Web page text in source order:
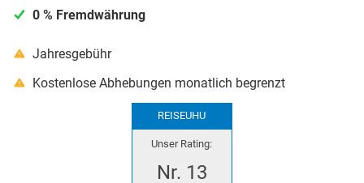
0 % Fremd­währung
Jahresgebühr
Kostenlose Abhebungen monatlich begrenzt
REISEUHU
Unser Rating:
Nr. 13